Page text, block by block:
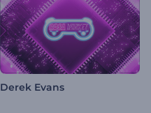
Derek Evans